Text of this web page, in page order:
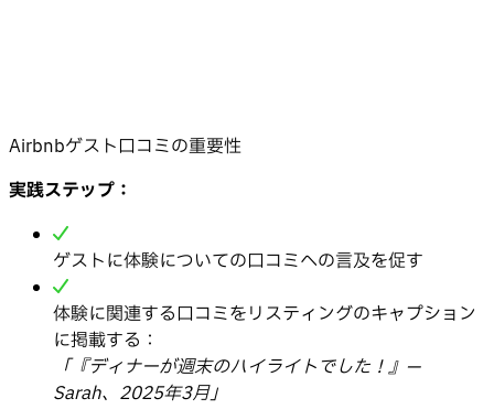
Airbnbゲスト口コミの重要性
実践ステップ：
ゲストに体験についての口コミへの言及を促す
体験に関連する口コミをリスティングのキャプション
に掲載する：
「『ディナーが週末のハイライトでした！』—
Sarah、2025年3月」